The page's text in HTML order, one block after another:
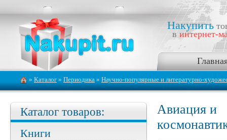
Накупить
в интернет-
» Каталог » Периодика » Научно-популярные и литературно-
Каталог товаров:
Книги
Авиация и